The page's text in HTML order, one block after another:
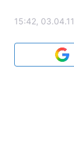
15:42, 03.04.11